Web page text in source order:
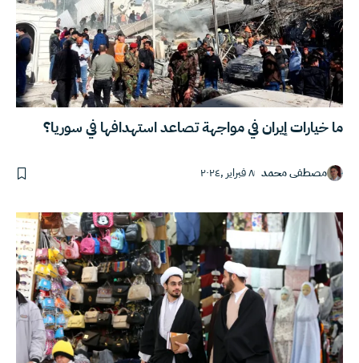
ما خيارات إيران في مواجهة تصاعد استهدافها في سوريا؟
مصطفى محمد ٨ فبراير ,٢٠٢٤